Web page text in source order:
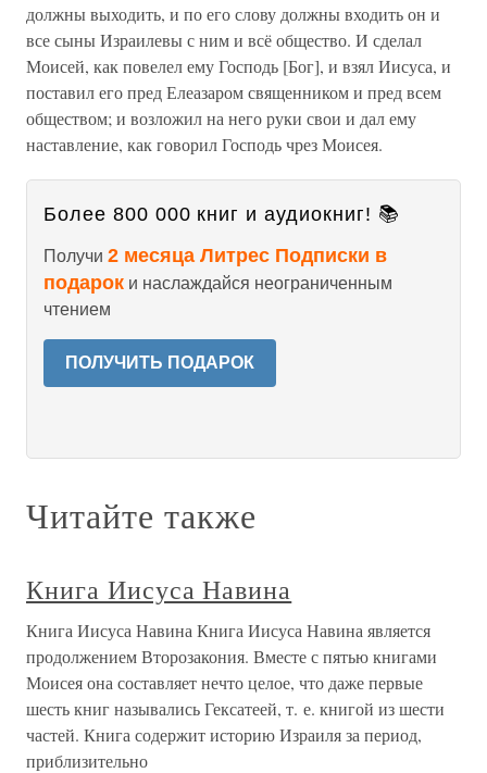
должны выходить, и по его слову должны входить он и
все сыны Израилевы с ним и всё общество. И сделал
Моисей, как повелел ему Господь [Бог], и взял Иисуса, и
поставил его пред Елеазаром священником и пред всем
обществом; и возложил на него руки свои и дал ему
наставление, как говорил Господь чрез Моисея.
Более 800 000 книг и аудиокниг! 📚
Получи 2 месяца Литрес Подписки в
подарок и наслаждайся неограниченным
чтением
ПОЛУЧИТЬ ПОДАРОК
Читайте также
Книга Иисуса Навина
Книга Иисуса Навина Книга Иисуса Навина является
продолжением Второзакония. Вместе с пятью книгами
Моисея она составляет нечто целое, что даже первые
шесть книг назывались Гексатеей, т. е. книгой из шести
частей. Книга содержит историю Израиля за период,
приблизительно